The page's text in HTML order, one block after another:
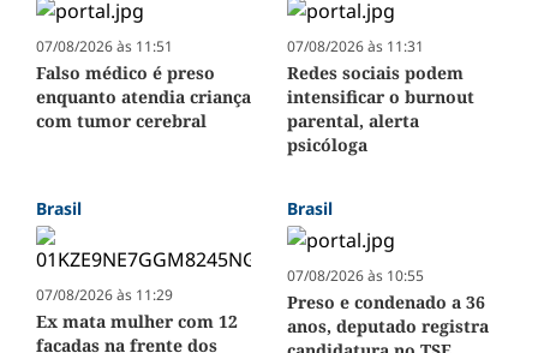
07/08/2026 às 11:51
Falso médico é preso
enquanto atendia criança
com tumor cerebral
07/08/2026 às 11:31
Redes sociais podem
intensificar o burnout
parental, alerta
psicóloga
Brasil
07/08/2026 às 11:29
Ex mata mulher com 12
facadas na frente dos
Brasil
07/08/2026 às 10:55
Preso e condenado a 36
anos, deputado registra